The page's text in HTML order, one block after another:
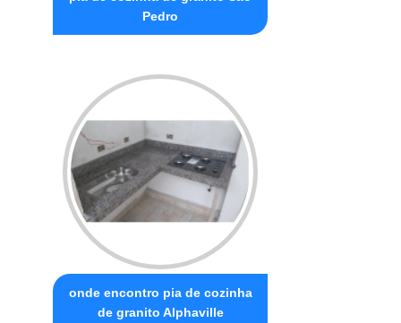
Pedro
onde encontro pia de cozinha
de granito Alphaville